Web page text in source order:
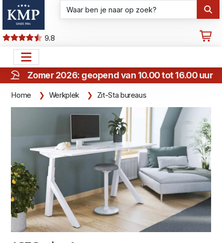
9.8
Zomer 2026: geopend van 10.00 tot 16.00 uur
Home Werkplek Zit-Sta bureaus